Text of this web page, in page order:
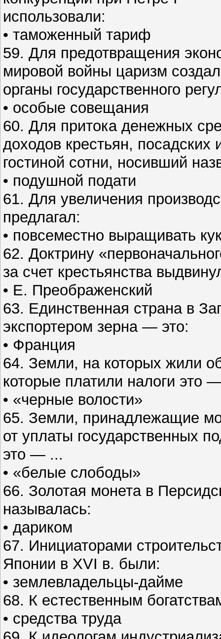
использовали:
• таможенный тариф
59. Для предотвращения
мировой войны царизм создал
органы государственного
• особые совещания
60. Для притока денежных
доходов крестьян, посадских
гостиной сотни, носивший
• подушной подати
61. Для увеличения
предлагал:
• повсеместно выращивать
62. Доктрину
за счет крестьянства
• Е. Преображенский
63. Единственная страна в
экспортером зерна — это:
• Франция
64. Земли, на которых жили
которые платили налоги это
• «черные волости»
65. Земли, принадлежащие
от уплаты государственных
это — ...
• «белые слободы»
66. Золотая монета в
называлась:
• дариком
67. Инициаторами
Японии в XVI в. были:
• землевладельцы-дайме
68. К естественным
• средства труда